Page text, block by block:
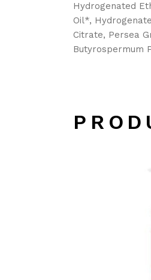
Hydrogenated
Oil*,
Citrate, Persea
Butyrospermum